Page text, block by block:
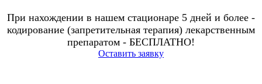
При нахождении в нашем стационаре 5 дней и более -
кодирование (запретительная терапия) лекарственным
препаратом - БЕСПЛАТНО!
Оставить заявку